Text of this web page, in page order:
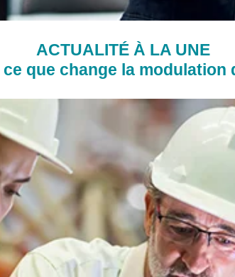
ACTUALITÉ À LA UNE
que change la modulation